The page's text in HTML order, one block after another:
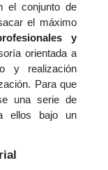
el conjunto de
el máximo
y
orientada a
y realización
Para que
una serie de
ellos bajo un